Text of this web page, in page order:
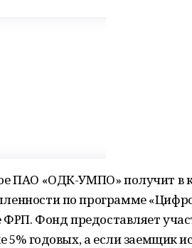
ПАО «ОДК-УМПО» получит в
по программе
ФРП. Фонд предоставляет
5% годовых, а если заемщик